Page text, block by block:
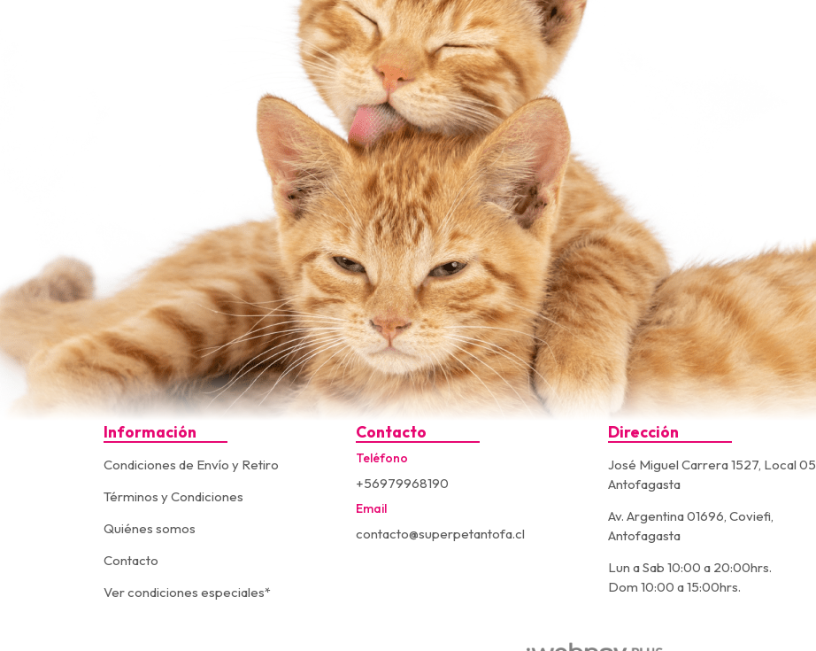
Información
Condiciones de Envío y Retiro
Términos y Condiciones
Quiénes somos
Contacto
Ver condiciones especiales*
Contacto
Teléfono
+56979968190
Email
contacto@superpetantofa.cl
Dirección
José Miguel Carrera 1527, Local 05,
Antofagasta
Av. Argentina 01696, Coviefi,
Antofagasta
Lun a Sab 10:00 a 20:00hrs.
Dom 10:00 a 15:00hrs.